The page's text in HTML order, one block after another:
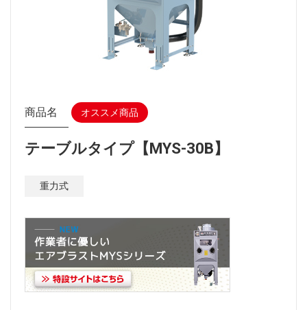
商品名 オススメ商品
テーブルタイプ【MYS-30B】
重力式